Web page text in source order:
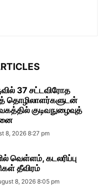
37 சட்டவிரோத
தொழிலாளர்களுடன்
குடிவநுழைவுத்
8, 2026 8:27 pm
வெள்ளம், கடலரிப்பு
தீவிரம்
8, 2026 8:05 pm